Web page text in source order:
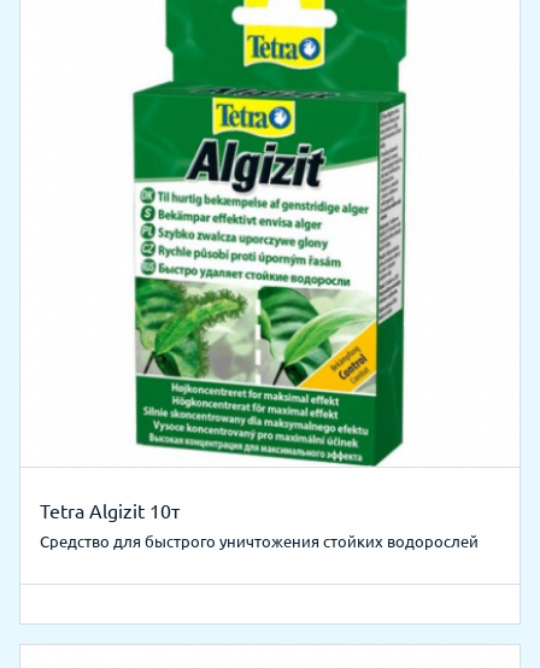
Tetra Algizit 10т
Средство для быстрого уничтожения стойких водорослей